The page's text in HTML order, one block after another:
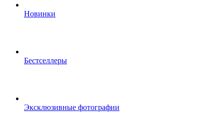
Новинки
Бестселлеры
Эксклюзивные фотографии